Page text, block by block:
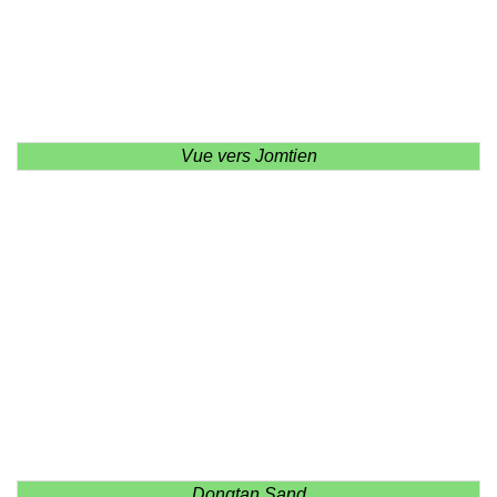
Vue vers Jomtien